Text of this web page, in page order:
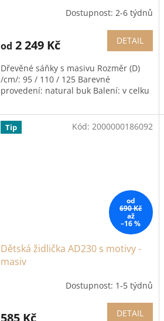
Dostupnost: 2-6 týdnů
od 2 249 Kč DETAIL
Dřevěné sáňky s masivu Rozměr (D)
/cm/: 95 / 110 / 125 Barevné
provedení: natural buk Balení: v celku
Tip
od
690 Kč
až
–16 %
Dětská židlička AD230 s motivy -
masiv
Dostupnost: 1-5 týdnů
585 Kč DETAIL
Kód: 2000000186092